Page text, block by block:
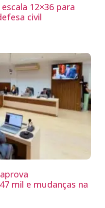
12×36 para
civil
mil e mudanças na